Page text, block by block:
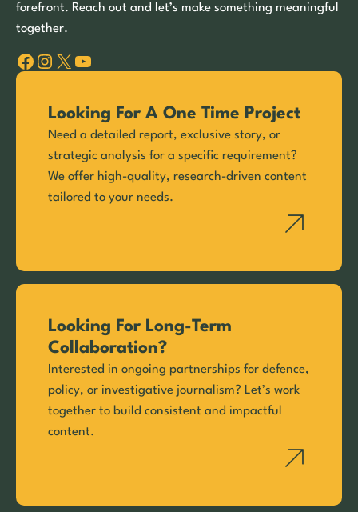
forefront. Reach out and let’s make something meaningful
together.
Facebook Instagram X YouTube
Looking For A One Time Project
Need a detailed report, exclusive story, or
strategic analysis for a specific requirement?
We offer high-quality, research-driven content
tailored to your needs.
Looking For Long-Term
Collaboration?
Interested in ongoing partnerships for defence,
policy, or investigative journalism? Let’s work
together to build consistent and impactful
content.